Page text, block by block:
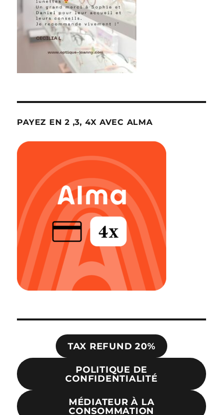
PAYEZ EN 2 ,3, 4X AVEC ALMA
TAX REFUND 20%
POLITIQUE DE
CONFIDENTIALITÉ
MÉDIATEUR À LA
CONSOMMATION